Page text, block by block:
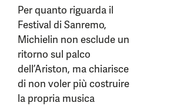
Per quanto riguarda il
Festival di Sanremo,
Michielin non esclude un
ritorno sul palco
dell’Ariston, ma chiarisce
di non voler più costruire
la propria musica